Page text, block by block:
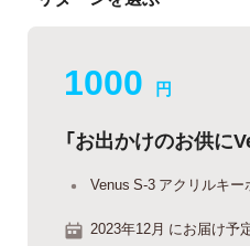
1000 円
「お出かけのお供に
Venus S-3 アクリルキー
2023年12月 にお届け予